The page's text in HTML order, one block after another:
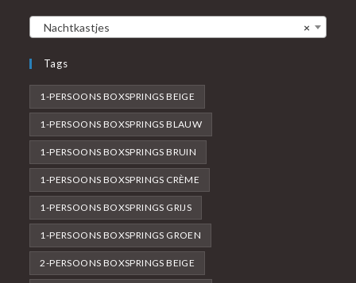
×
Nachtkastjes
Tags
1-PERSOONS BOXSPRINGS BEIGE
1-PERSOONS BOXSPRINGS BLAUW
1-PERSOONS BOXSPRINGS BRUIN
1-PERSOONS BOXSPRINGS CRÈME
1-PERSOONS BOXSPRINGS GRIJS
1-PERSOONS BOXSPRINGS GROEN
2-PERSOONS BOXSPRINGS BEIGE